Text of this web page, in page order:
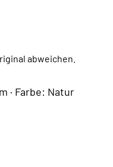
abweichen.
· Farbe: Natur